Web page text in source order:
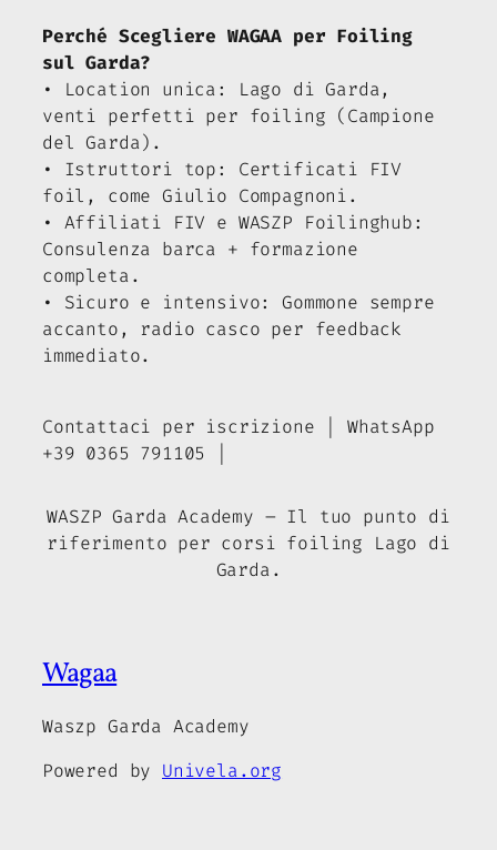
Perché Scegliere WAGAA per Foiling
sul Garda?
• Location unica: Lago di Garda,
venti perfetti per foiling (Campione
del Garda).
• Istruttori top: Certificati FIV
foil, come Giulio Compagnoni.
• Affiliati FIV e WASZP Foilinghub:
Consulenza barca + formazione
completa.
• Sicuro e intensivo: Gommone sempre
accanto, radio casco per feedback
immediato.
Contattaci per iscrizione | WhatsApp
+39 0365 791105 |
WASZP Garda Academy – Il tuo punto di
riferimento per corsi foiling Lago di
Garda.
Wagaa
Waszp Garda Academy
Powered by Univela.org